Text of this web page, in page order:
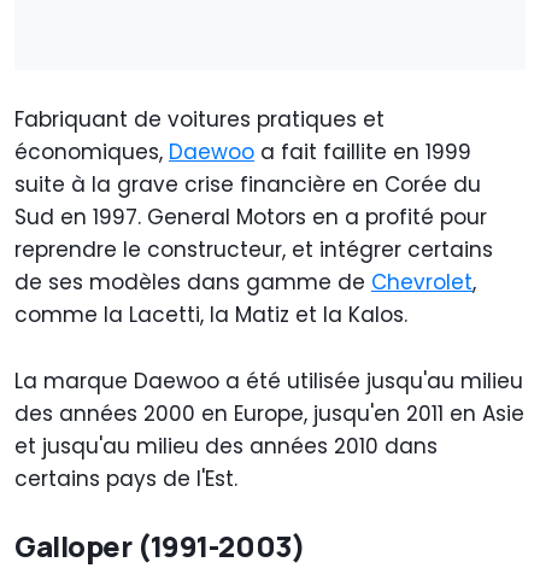
Fabriquant de voitures pratiques et
économiques, Daewoo a fait faillite en 1999
suite à la grave crise financière en Corée du
Sud en 1997. General Motors en a profité pour
reprendre le constructeur, et intégrer certains
de ses modèles dans gamme de Chevrolet,
comme la Lacetti, la Matiz et la Kalos.
La marque Daewoo a été utilisée jusqu'au milieu
des années 2000 en Europe, jusqu'en 2011 en Asie
et jusqu'au milieu des années 2010 dans
certains pays de l'Est.
Galloper (1991-2003)